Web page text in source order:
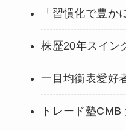
「習慣化で豊か
株歴20年スイン
一目均衡表愛好
トレード塾CMB